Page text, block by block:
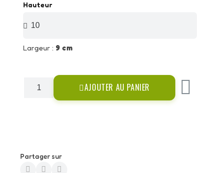
Hauteur
Largeur : 9 cm
AJOUTER AU PANIER
Partager sur